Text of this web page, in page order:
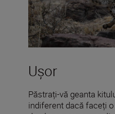
Ușor
Păstrați-vă geanta
indiferent dacă faceți